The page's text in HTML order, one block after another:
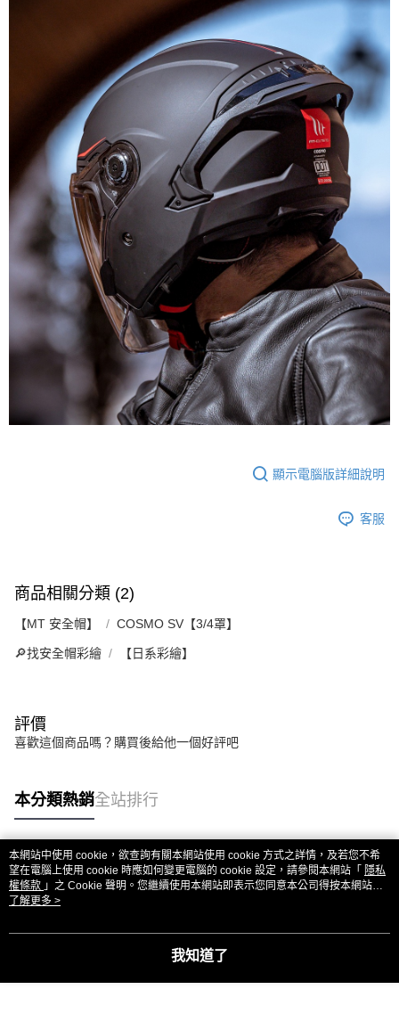
顯示電腦版詳細說明
客服
商品相關分類 (2)
【MT 安全帽】 COSMO SV【3/4罩】
🔎找安全帽彩繪 【日系彩繪】
評價
喜歡這個商品嗎？購買後給他一個好評吧
本分類熱銷全站排行
熱門標籤
本網站中使用 cookie，欲查詢有關本網站使用 cookie 方式之詳情，及若您不希
望在電腦上使用 cookie 時應如何變更電腦的 cookie 設定，請參閱本網站「 隱私
權條款 」之 Cookie 聲明。您繼續使用本網站即表示您同意本公司得按本網站使
用條款之 Cookie 聲明使用 cookie。
了解更多 >
我知道了